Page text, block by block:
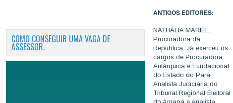
COMO CONSEGUIR UMA VAGA DE
ASSESSOR.
ANTIGOS EDITORES:
NATHÁLIA MARIEL:
Procuradora da
República. Já exerceu os
cargos de Procuradora
Autárquica e Fundacional
do Estado do Pará,
Analista Judiciária do
Tribunal Regional Eleitoral